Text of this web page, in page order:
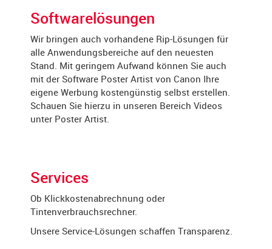
Softwarelösungen
Wir bringen auch vorhandene Rip-Lösungen für
alle Anwendungsbereiche auf den neuesten
Stand. Mit geringem Aufwand können Sie auch
mit der Software Poster Artist von Canon Ihre
eigene Werbung kostengünstig selbst erstellen.
Schauen Sie hierzu in unseren Bereich Videos
unter Poster Artist.
Services
Ob Klickkostenabrechnung oder
Tintenverbrauchsrechner.
Unsere Service-Lösungen schaffen Transparenz.